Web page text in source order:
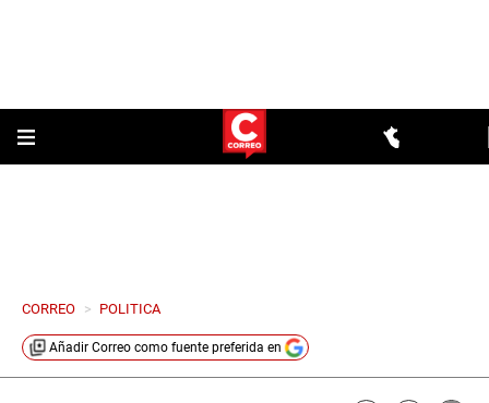
CORREO > POLITICA
Añadir Correo como fuente preferida en